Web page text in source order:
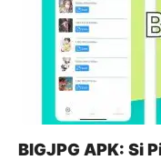
BIGJPG APK: Si